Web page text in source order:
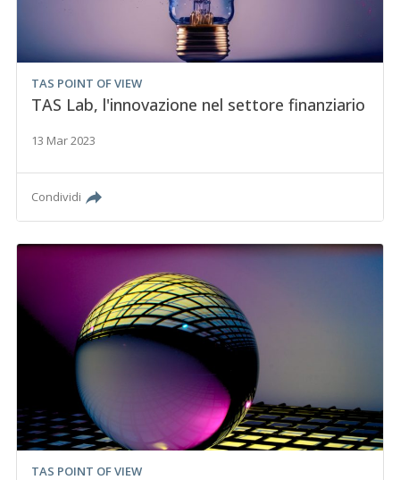
TAS POINT OF VIEW
TAS Lab, l'innovazione nel settore finanziario
13 Mar 2023
Condividi
TAS POINT OF VIEW